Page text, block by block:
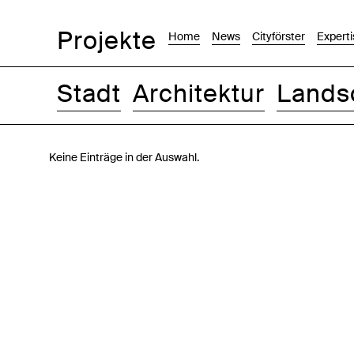
Projekte Home News Cityförster
Stadt Architektur
Keine Einträge in der Auswahl.